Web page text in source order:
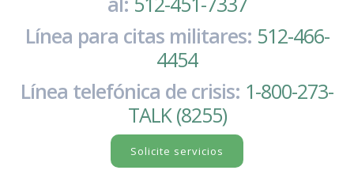
Línea para citas militares: 512-466-
4454
Línea telefónica de crisis: 1-800-273-
TALK (8255)
Solicite servicios